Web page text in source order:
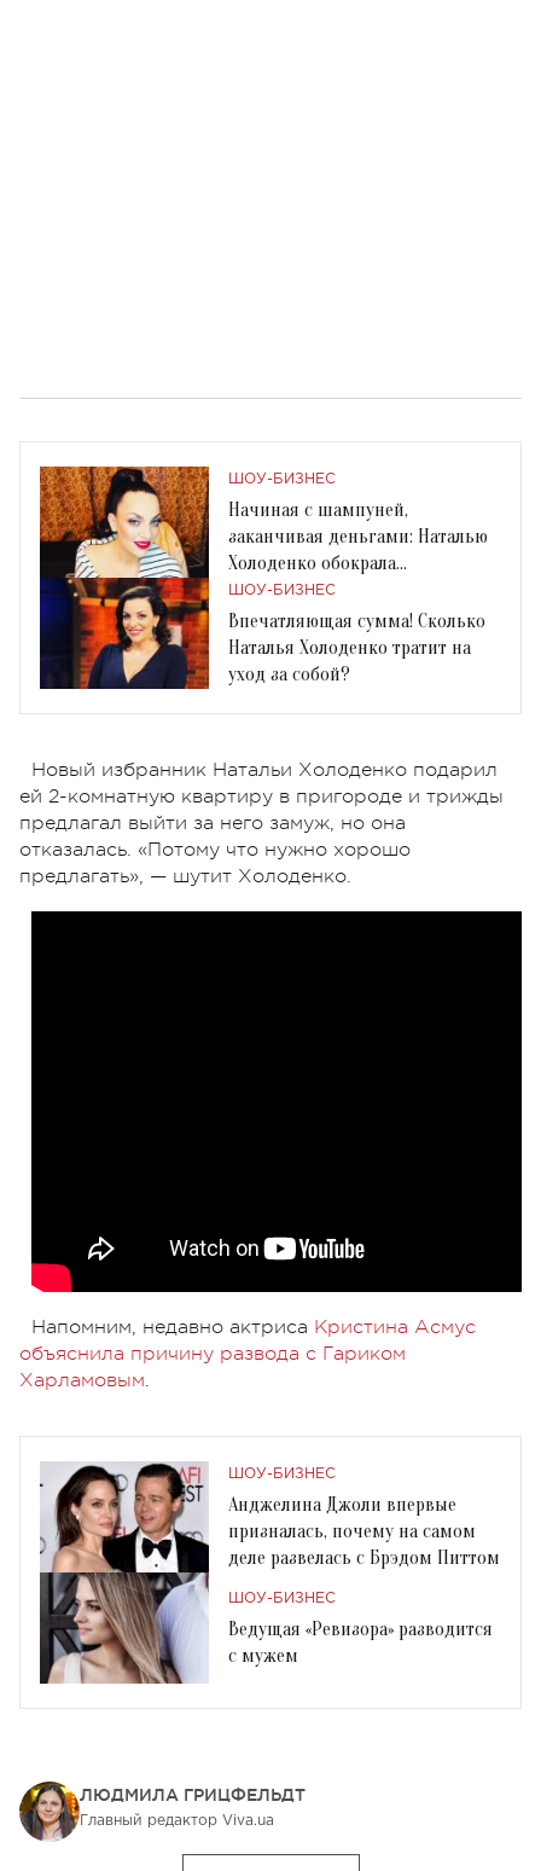
ШОУ-БИЗНЕС
Начиная с шампуней,
заканчивая деньгами: Наталью
Холоденко обокрала
домработница
ШОУ-БИЗНЕС
Впечатляющая сумма! Сколько
Наталья Холоденко тратит на
уход за собой?
Новый избранник Натальи Холоденко подарил
ей 2-комнатную квартиру в пригороде и трижды
предлагал выйти за него замуж, но она
отказалась. «Потому что нужно хорошо
предлагать», — шутит Холоденко.
Напомним, недавно актриса Кристина Асмус
объяснила причину развода с Гариком
Харламовым.
ШОУ-БИЗНЕС
Анджелина Джоли впервые
призналась, почему на самом
деле развелась с Брэдом Питтом
ШОУ-БИЗНЕС
Ведущая «Ревизора» разводится
с мужем
ЛЮДМИЛА ГРИЦФЕЛЬДТ
Главный редактор Viva.ua